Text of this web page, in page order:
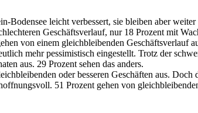
Bodensee leicht verbessert, sie bleiben aber
Geschäftsverlauf, nur 18 Prozent mit
von einem gleichbleibenden Geschäftsverlauf
mehr pessimistisch eingestellt. Trotz der
aus. 29 Prozent sehen das anders.
oder besseren Geschäften aus.
51 Prozent gehen von